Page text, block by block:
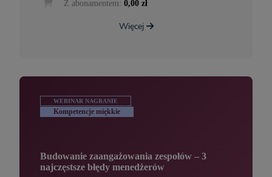
Z abonamentem: 0,00 zł
Więcej
WEBINAR NAGRANIE
Kompetencje miękkie
Budowanie zaangażowania zespołów – 3
najczęstsze błędy menedżerów